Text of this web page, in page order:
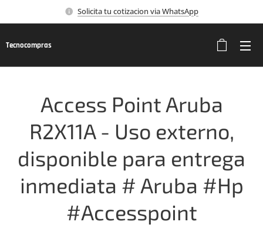
Solicita tu cotizacion via WhatsApp
Tecnocompras
Access Point Aruba
R2X11A - Uso externo,
disponible para entrega
inmediata # Aruba #Hp
#Accesspoint